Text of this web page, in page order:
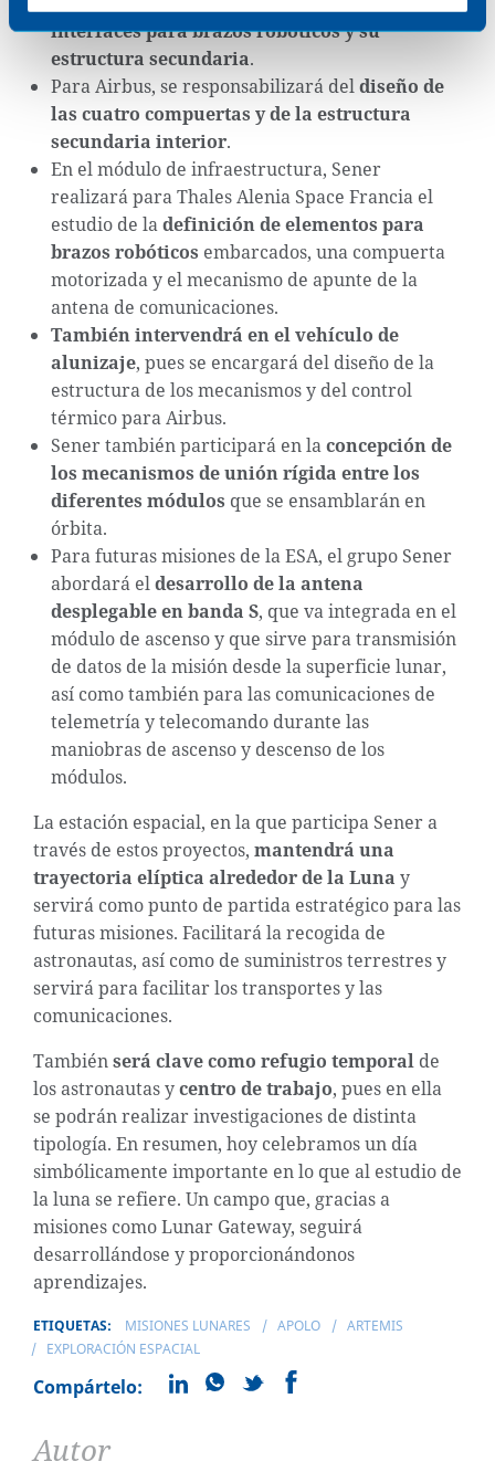
interfaces para brazos robóticos y su
estructura secundaria.
Para Airbus, se responsabilizará deldiseño de
las cuatro compuertas y de la estructura
secundaria interior.
En el módulo de infraestructura, Sener
realizará para Thales Alenia Space Francia el
estudio de ladefinición de elementos para
brazos robóticos embarcados, una compuerta
motorizada y el mecanismo de apunte de la
antena de comunicaciones.
También intervendrá en el vehículo de
alunizaje, pues se encargará del diseño de la
estructura de los mecanismos y del control
térmico para Airbus.
Sener también participará en laconcepción de
los mecanismos de unión rígida entre los
diferentes módulos que se ensamblarán en
órbita.
Para futuras misiones de la ESA, el grupo Sener
abordará eldesarrollo de la antena
desplegable en banda S, que va integrada en el
módulo de ascenso y que sirve para transmisión
de datos de la misión desde la superficie lunar,
así como también para las comunicaciones de
telemetría y telecomando durante las
maniobras de ascenso y descenso de los
módulos.
La estación espacial, en la que participa Sener a
través de estos proyectos, mantendrá una
trayectoria elíptica alrededor de la Luna y
servirá como punto de partida estratégico para las
futuras misiones. Facilitará la recogida de
astronautas, así como de suministros terrestres y
servirá para facilitar los transportes y las
comunicaciones.
Tambiénserá clave como refugio temporal de
los astronautas ycentro de trabajo, pues en ella
se podrán realizar investigaciones de distinta
tipología. En resumen, hoy celebramos un día
simbólicamente importante en lo que al estudio de
la luna se refiere. Un campo que, gracias a
misiones como Lunar Gateway, seguirá
desarrollándose y proporcionándonos
aprendizajes.
ETIQUETAS: MISIONES LUNARES APOLO
ARTEMIS
EXPLORACIÓN ESPACIAL
Compártelo:
Autor